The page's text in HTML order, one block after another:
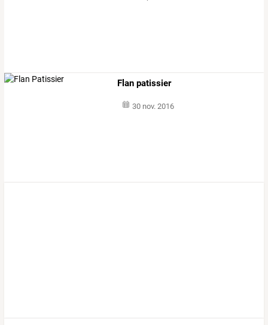
Flan patissier
30 nov. 2016